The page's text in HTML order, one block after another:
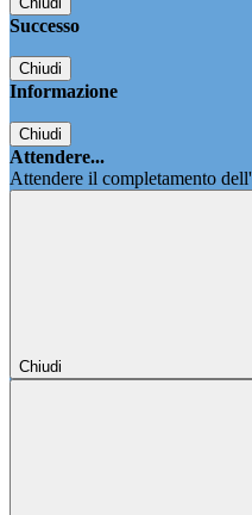
Successo
Chiudi
Informazione
Chiudi
Attendere...
Attendere il completamento
Chiudi